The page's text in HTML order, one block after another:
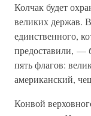
Колчак будет
великих держав.
единственного,
предоставили, —
пять флагов:
американский,
Конвой